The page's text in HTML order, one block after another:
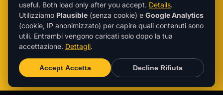
info@sachtleben-technology.com
+49 7831 969 22-190
useful. Both load only after you accept. Details.
Utilizziamo Plausible (senza cookie) e Google Analytics
(cookie, IP anonimizzato) per capire quali contenuti sono
utili. Entrambi vengono caricati solo dopo la tua
accettazione. Dettagli.
Accept Accetta Decline Rifiuta